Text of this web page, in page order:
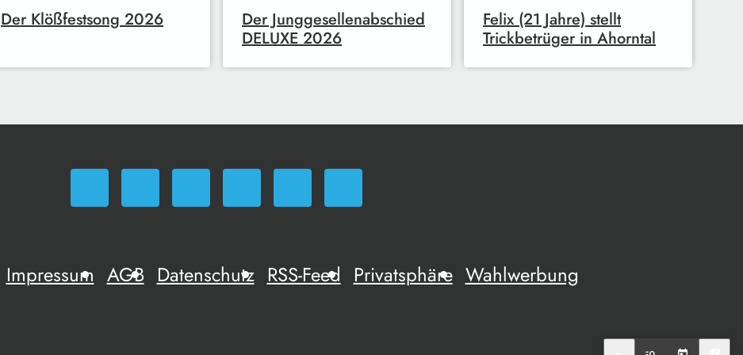
Der Klößfestsong 2026
Der Junggesellenabschied
DELUXE 2026
Felix (21 Jahre) stellt
Trickbetrüger in Ahorntal
Impressum AGB Datenschutz RSS-Feed Privatsphäre Wahlwerbung